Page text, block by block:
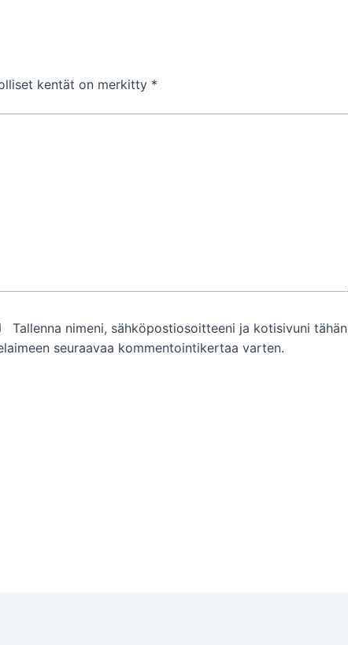
kentät on merkitty *
Tallenna nimeni, sähköpostiosoitteeni ja kotisivuni tähän
seuraavaa kommentointikertaa varten.